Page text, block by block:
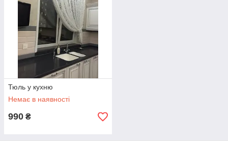
Тюль у кухню
Немає в наявності
990 ₴